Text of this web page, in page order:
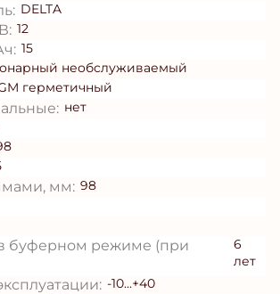
DELTA
12
15
необслуживаемый
герметичный
нет
мм: 98
буферном режиме (при
6
лет
-10...+40